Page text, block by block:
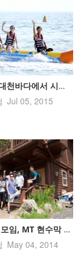
도를 맛보세요..^^
천바다에서 시원하
Jul 05, 2015
카데미...
임, MT 현수막 제
May 04, 2014